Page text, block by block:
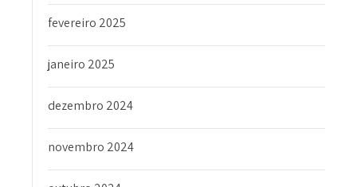
fevereiro 2025
janeiro 2025
dezembro 2024
novembro 2024